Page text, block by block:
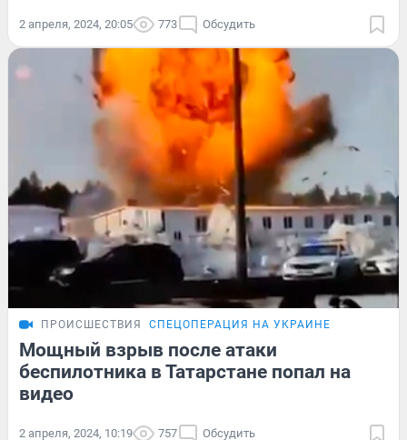
2 апреля, 2024, 20:05 773 Обсудить
ПРОИСШЕСТВИЯ СПЕЦОПЕРАЦИЯ НА УКРАИНЕ
Мощный взрыв после атаки
беспилотника в Татарстане попал на
видео
2 апреля, 2024, 10:19 757 Обсудить